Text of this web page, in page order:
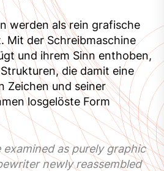
werden als rein grafische
Mit der Schreibmaschine
und ihrem Sinn enthoben,
die damit eine
Zeichen und seiner
losgelöste Form
examined as purely graphic
newlyreassembled